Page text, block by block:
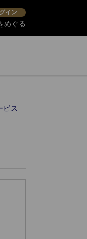
イン
めぐる
ビス